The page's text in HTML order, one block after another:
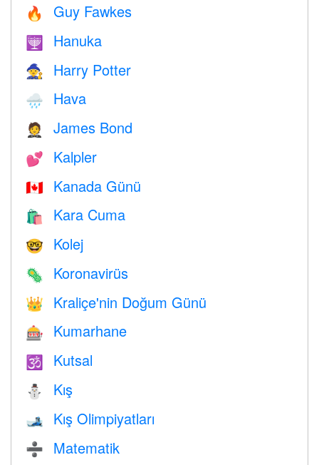
🔥 Guy Fawkes
🕎 Hanuka
🧙 Harry Potter
🌧 Hava
🤵 James Bond
💕 Kalpler
🇨🇦 Kanada Günü
🛍 Kara Cuma
🤓 Kolej
🦠 Koronavirüs
👑 Kraliçe'nin Doğum Günü
🎰 Kumarhane
🕉 Kutsal
⛄ Kış
🎿 Kış Olimpiyatları
➗ Matematik